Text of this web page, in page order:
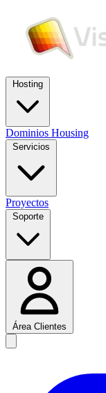
Hosting
Dominios Housing
Servicios
Proyectos
Soporte
Área Clientes